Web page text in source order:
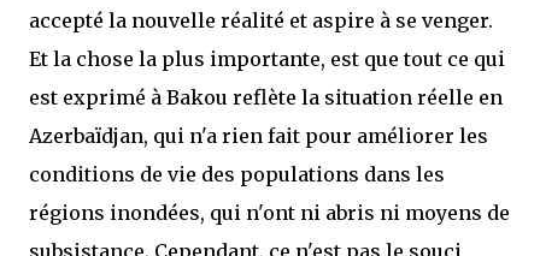
accepté la nouvelle réalité et aspire à se venger.
Et la chose la plus importante, est que tout ce qui
est exprimé à Bakou reflète la situation réelle en
Azerbaïdjan, qui n'a rien fait pour améliorer les
conditions de vie des populations dans les
régions inondées, qui n'ont ni abris ni moyens de
subsistance. Cependant, ce n'est pas le souci